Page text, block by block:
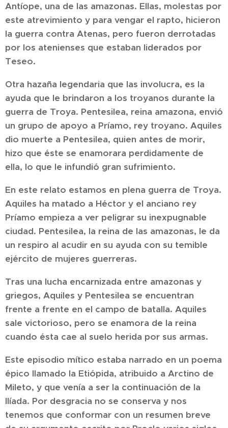
Antíope, una de las amazonas. Ellas, molestas por
este atrevimiento y para vengar el rapto, hicieron
la guerra contra Atenas, pero fueron derrotadas
por los atenienses que estaban liderados por
Teseo.
Otra hazaña legendaria que las involucra, es la
ayuda que le brindaron a los troyanos durante la
guerra de Troya. Pentesilea, reina amazona, envió
un grupo de apoyo a Príamo, rey troyano. Aquiles
dio muerte a Pentesilea, quien antes de morir,
hizo que éste se enamorara perdidamente de
ella, lo que le infundió gran sufrimiento.
En este relato estamos en plena guerra de Troya.
Aquiles ha matado a Héctor y el anciano rey
Príamo empieza a ver peligrar su inexpugnable
ciudad. Pentesilea, la reina de las amazonas, le da
un respiro al acudir en su ayuda con su temible
ejército de mujeres guerreras.
Tras una lucha encarnizada entre amazonas y
griegos, Aquiles y Pentesilea se encuentran
frente a frente en el campo de batalla. Aquiles
sale victorioso, pero se enamora de la reina
cuando ésta cae al suelo herida por sus armas.
Este episodio mítico estaba narrado en un poema
épico llamado la Etiópida, atribuido a Arctino de
Mileto, y que venía a ser la continuación de la
Ilíada. Por desgracia no se conserva y nos
tenemos que conformar con un resumen breve